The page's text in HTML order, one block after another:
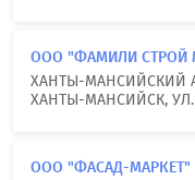
ООО "ФАМИЛИ СТРОЙ
ХАНТЫ-МАНСИЙСКИЙ
ХАНТЫ-МАНСИЙСК,
ООО "ФАСАД-МАРКЕТ"